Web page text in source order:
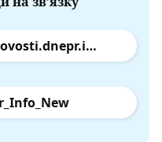
facebook.com/novosti.dnepr.info